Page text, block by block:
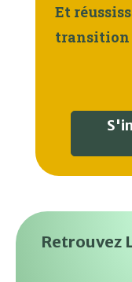
Et
transition
Retrouvez